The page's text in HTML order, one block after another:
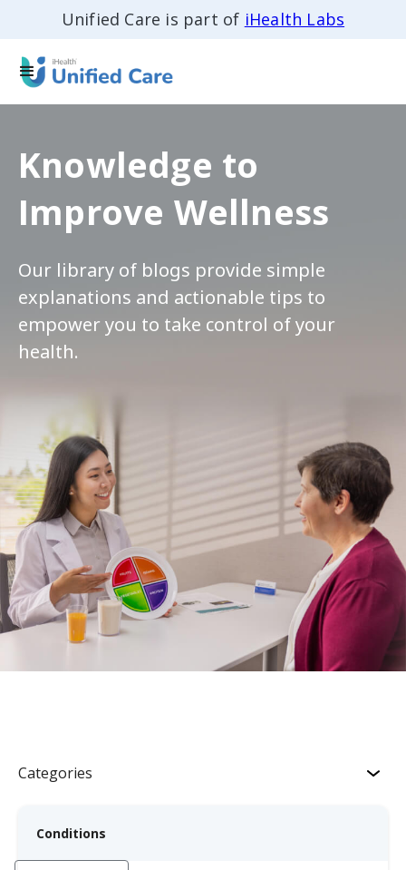
Unified Care is part of iHealth Labs
Knowledge to
Improve Wellness
Our library of blogs provide simple
explanations and actionable tips to
empower you to take control of your
health.
Categories
Conditions